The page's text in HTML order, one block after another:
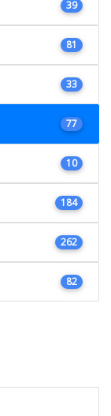
39
81
33
77
10
184
262
82